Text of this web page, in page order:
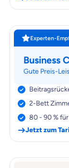
Experten-
Business
Gute Preis-
2-Bett
80 - 90 %
Jetzt zum